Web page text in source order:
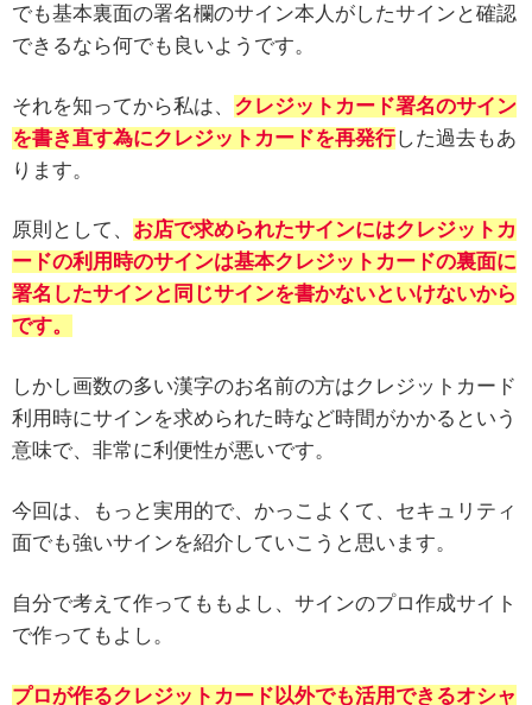
でも基本裏面の署名欄のサイン本人がしたサインと確認
できるなら何でも良いようです。
それを知ってから私は、 クレジットカード署名のサイン
を書き直す為にクレジットカードを再発行した過去もあ
ります。
原則として、 お店で求められたサインにはクレジットカ
ードの利用時のサインは基本クレジットカードの裏面に
署名 したサインと同じサインを書かないといけないから
です。
しかし画数の多い漢字のお名前の方はクレジットカード
利用時にサインを求められた時など時間がかかるという
意味で、非常に利便性が悪いです。
今回は、もっと実用的で、かっこよくて、セキュリティ
面でも強いサインを紹介していこうと思います。
自分で考えて作ってももよし、サインのプロ作成サイト
で作ってもよし。
プロが作るクレジットカード以外でも活用できるオシャ